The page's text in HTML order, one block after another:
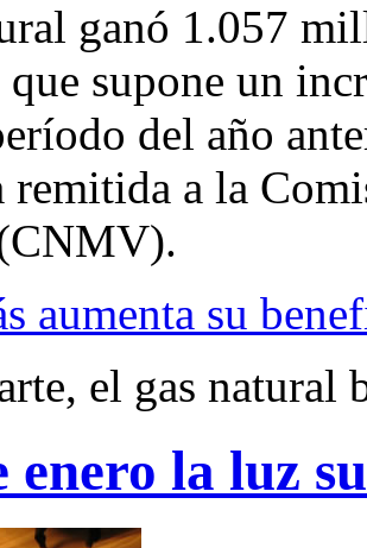
ganó 1.057
supone un
del año
remitida a la
aumenta su
el gas natural
enero la luz